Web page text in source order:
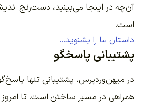
آن‌چه در اینجا می‌بینید، دست‌رنج
است.
داستان ما را بشنوید...
پشتیبانی پاسخگو
در میهن‌وردپرس، پشتیبانی تنها